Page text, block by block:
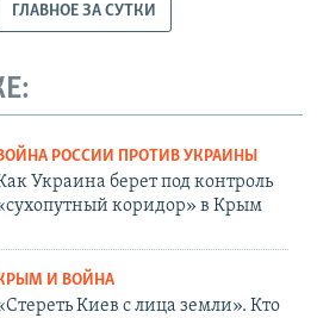
ГЛАВНОЕ ЗА СУТКИ
РОССИИ ПРОТИВ УКРАИНЫ
Украина берет под контроль
коридор» в Крым
И ВОЙНА
Киев с лица земли». Кто